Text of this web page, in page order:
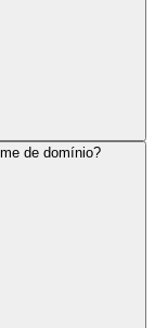
de domínio?